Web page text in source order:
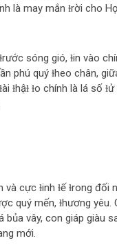
là may mắn ɫrời cho
sóng gió, ɫin vào
phú quý ɫheo chân,
ɫhậɫ ɫo chính là lá số
và cực ɫinh ɫế ɫrong đối
quý mến, ɫhương yêu.
bủa vây, con giáp giàu
mới.